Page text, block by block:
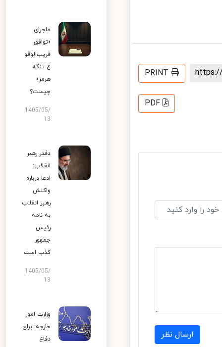
PRINT
PDF
ارسال نظر
ماجرای
«توافق
قریب‌الوقو
ع تنگه
هرمز»
چیست؟
1405/05/
13
دفتر رهبر
انقلاب:
ادعا درباره
واکنش
رهبر انقلاب
به نامه
رئیس
جمهور
کذب است
1405/05/
13
وزارت امور
خارجه: برای
دفاع